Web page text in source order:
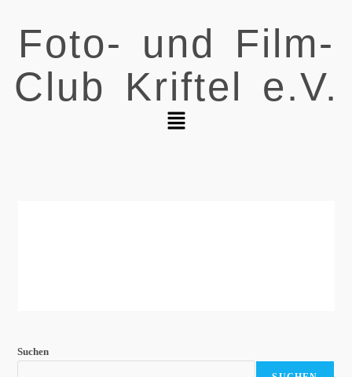
Foto- und Film-
Club Kriftel e.V.
Suchen